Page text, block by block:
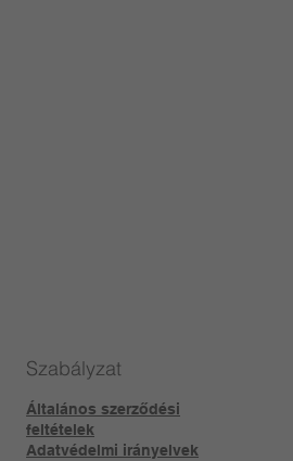
Szabályzat
Általános szerződési
feltételek
Adatvédelmi irányelvek